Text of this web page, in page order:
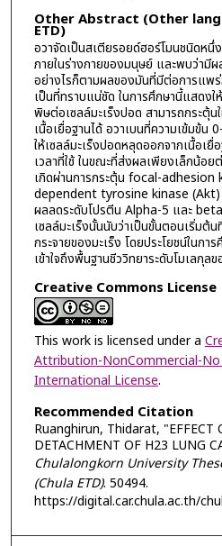
Other Abstract (Other
ETD)
อวาจัดเป็นสเตียรอยด์ฮอร์โมนชนิดหนึ่
ภายในร่างกายของมนุษย์ และพบว่ามี
อย่างไรก็ตามผลของมันที่มีต่อการแพร่
เป็นที่ทราบแน่ชัด ในการศึกษานี้แสดงใ
พิษต่อเซลล์มะเร็งปอด สามารถกระตุ้น
เนื้อเยื่อฐานได้ อวาเบนที่ความเข้มข้น
ให้เซลล์มะเร็งปอดหลุดออกจากเนื้อเ
เวลาที่ใช้ ในขณะที่ส่งผลเพียงเล็กน้อ
เกิดผ่านการกระตุ้น focal-adhesion
dependent tyrosine kinase (Akt)
ผลลดระดับโปรตีน Alpha-5 และ
เซลล์มะเร็งนั้นนับว่าเป็นขั้นตอนเริ่มต้
กระจายของมะเร็ง โดยประโยชน์ในกา
เข้าใจถึงพื้นฐานชีววิทยาระดับโมเลกุล
Creative Commons License
This work is licensed under a
Attribution-NonCommercial-
International License.
Recommended Citation
Ruanghirun, Thidarat, "EFFECT
DETACHMENT OF H23 LUNG
Chulalongkorn University
(Chula ETD). 50494.
https://digital.car.chula.ac.th/